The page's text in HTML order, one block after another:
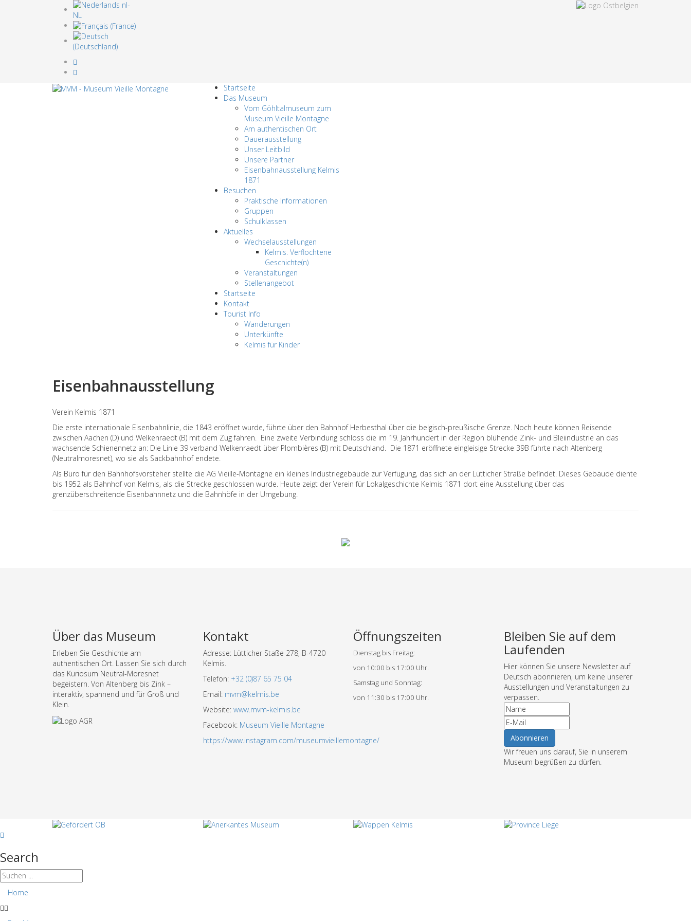
Startseite
Das Museum
Vom Göhltalmuseum zum
Museum Vieille Montagne
Am authentischen Ort
Dauerausstellung
Unser Leitbild
Unsere Partner
Eisenbahnausstellung Kelmis
1871
Besuchen
Praktische Informationen
Gruppen
Schulklassen
Aktuelles
Wechselausstellungen
Kelmis. Verflochtene
Geschichte(n)
Veranstaltungen
Stellenangebot
Startseite
Kontakt
Tourist Info
Wanderungen
Unterkünfte
Kelmis für Kinder
Eisenbahnausstellung
Verein Kelmis 1871
Die erste internationale Eisenbahnlinie, die 1843 eröffnet wurde, führte über den Bahnhof Herbesthal über die belgisch-preußische Grenze. Noch heute können Reisende
zwischen Aachen (D) und Welkenraedt (B) mit dem Zug fahren. Eine zweite Verbindung schloss die im 19. Jahrhundert in der Region blühende Zink- und Bleiindustrie an das
wachsende Schienennetz an: Die Linie 39 verband Welkenraedt über Plombières (B) mit Deutschland. Die 1871 eröffnete eingleisige Strecke 39B führte nach Altenberg
(Neutralmoresnet), wo sie als Sackbahnhof endete.
Als Büro für den Bahnhofsvorsteher stellte die AG Vieille-Montagne ein kleines Industriegebäude zur Verfügung, das sich an der Lütticher Straße befindet. Dieses Gebäude diente
bis 1952 als Bahnhof von Kelmis, als die Strecke geschlossen wurde. Heute zeigt der Verein für Lokalgeschichte Kelmis 1871 dort eine Ausstellung über das
grenzüberschreitende Eisenbahnnetz und die Bahnhöfe in der Umgebung.
Über das Museum
Erleben Sie Geschichte am
authentischen Ort. Lassen Sie sich durch
das Kuriosum Neutral-Moresnet
begeistern. Von Altenberg bis Zink –
interaktiv, spannend und für Groß und
Klein.
Kontakt
Adresse: Lütticher Staße 278, B-4720
Kelmis.
Telefon: +32 (0)87 65 75 04
Email: mvm@kelmis.be
Website: www.mvm-kelmis.be
Facebook: Museum Vieille Montagne
https://www.instagram.com/museumvieillemontagne/
Öffnungszeiten
Dienstag bis Freitag:
von 10:00 bis 17:00 Uhr.
Samstag und Sonntag:
von 11:30 bis 17:00 Uhr.
Bleiben Sie auf dem
Laufenden
Hier können Sie unsere Newsletter auf
Deutsch abonnieren, um keine unserer
Ausstellungen und Veranstaltungen zu
verpassen.
Wir freuen uns darauf, Sie in unserem
Museum begrüßen zu dürfen.
Search
Home